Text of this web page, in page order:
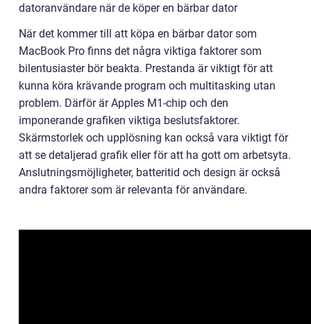
datoranvändare när de köper en bärbar dator
När det kommer till att köpa en bärbar dator som
MacBook Pro finns det några viktiga faktorer som
bilentusiaster bör beakta. Prestanda är viktigt för att
kunna köra krävande program och multitasking utan
problem. Därför är Apples M1-chip och den
imponerande grafiken viktiga beslutsfaktorer.
Skärmstorlek och upplösning kan också vara viktigt för
att se detaljerad grafik eller för att ha gott om arbetsyta.
Anslutningsmöjligheter, batteritid och design är också
andra faktorer som är relevanta för användare.